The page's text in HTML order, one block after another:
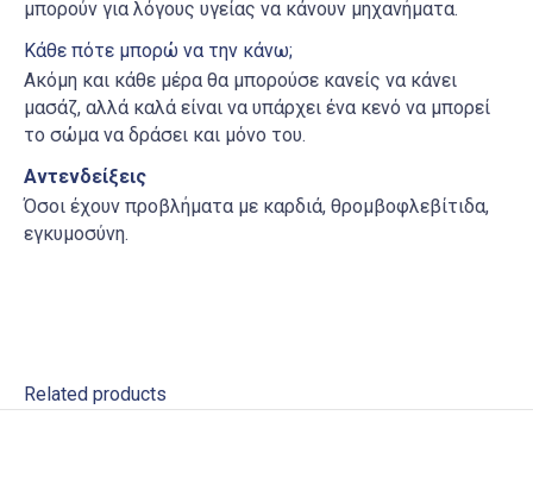
μπορούν για λόγους υγείας να κάνουν μηχανήματα.
Κάθε πότε μπορώ να την κάνω;
Ακόμη και κάθε μέρα θα μπορούσε κανείς να κάνει
μασάζ, αλλά καλά είναι να υπάρχει ένα κενό να μπορεί
το σώμα να δράσει και μόνο του.
Αντενδείξεις
Όσοι έχουν προβλήματα με καρδιά, θρομβοφλεβίτιδα,
εγκυμοσύνη.
Related products